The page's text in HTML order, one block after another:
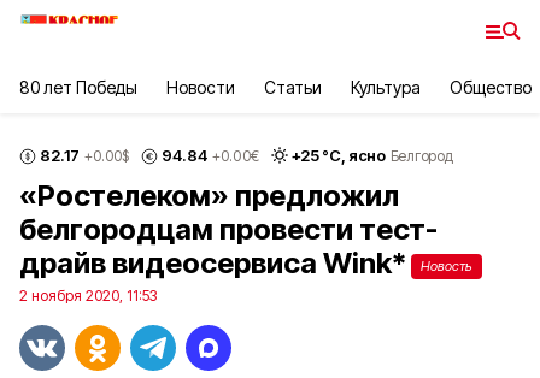
80 лет Победы Новости Статьи Культура Общество
82.17 +0.00$ 94.84 +0.00€ +25°С, ясно Белгород
«Ростелеком» предложил
белгородцам провести тест-
драйв видеосервиса Wink*
Новость
2 ноября 2020, 11:53